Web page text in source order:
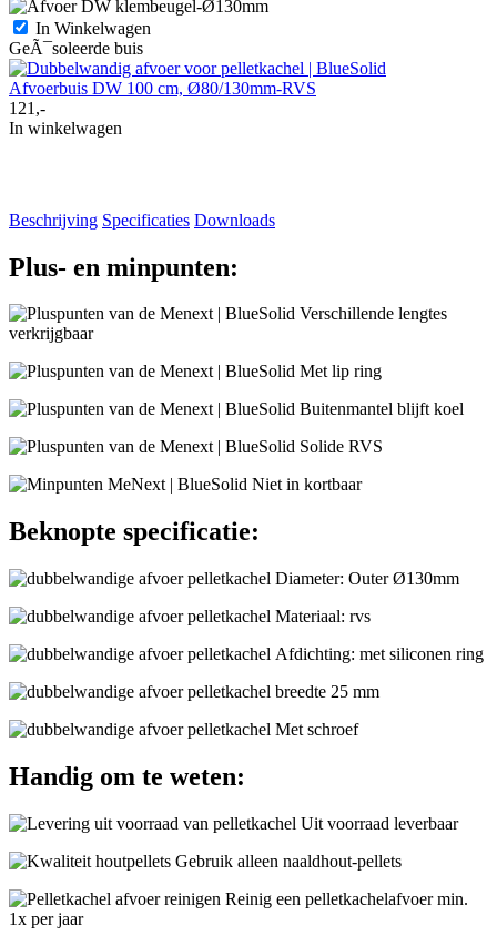
In Winkelwagen
GeÃ¯soleerde buis
Afvoerbuis DW 100 cm, Ø80/130mm-RVS
121,-
In winkelwagen
Beschrijving Specificaties Downloads
Plus- en minpunten:
Verschillende lengtes
verkrijgbaar
Met lip ring
Buitenmantel blijft koel
Solide RVS
Niet in kortbaar
Beknopte specificatie:
Diameter: Outer Ø130mm
Materiaal: rvs
Afdichting: met siliconen ring
breedte 25 mm
Met schroef
Handig om te weten:
Uit voorraad leverbaar
Gebruik alleen naaldhout-pellets
Reinig een pelletkachelafvoer min.
1x per jaar